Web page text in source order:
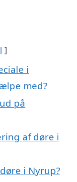
i
med?
på
af døre i
i Nyrup?